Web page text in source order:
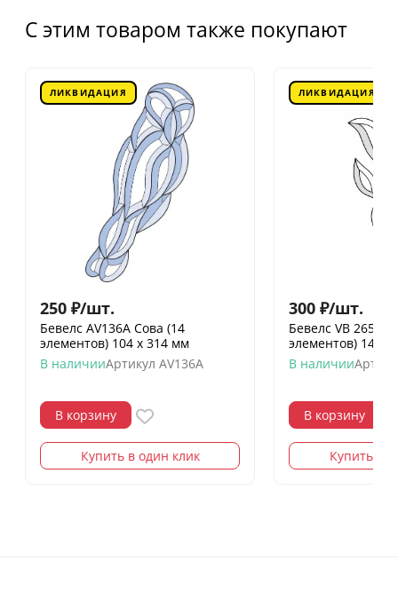
С этим товаром также покупают
ЛИКВИДАЦИЯ
250 ₽/шт.
Бевелс AV136A Сова (14
элементов) 104 х 314 мм
В наличииАртикул AV136A
В корзину
Купить в один клик
ЛИКВИДАЦИЯ
300 ₽/шт.
Бевелс VB 265.2 /
элементов) 145
В наличии
В корзину
Купить в